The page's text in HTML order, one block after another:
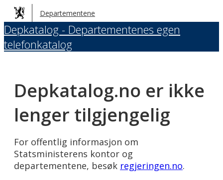
Hopp
til
hovedinnhold
Departementene
Depkatalog - Departementenes egen
telefonkatalog
Depkatalog.no er ikke
lenger tilgjengelig
For offentlig informasjon om
Statsministerens kontor og
departementene, besøk regjeringen.no.